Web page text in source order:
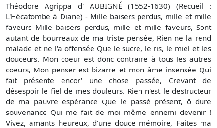
Théodore Agrippa d' AUBIGNÉ (1552-1630) (Recueil :
L'Hécatombe à Diane) - Mille baisers perdus, mille et mille
faveurs Mille baisers perdus, mille et mille faveurs, Sont
autant de bourreaux de ma triste pensée, Rien ne la rend
malade et ne l'a offensée Que le sucre, le ris, le miel et les
douceurs. Mon coeur est donc contraire à tous les autres
coeurs, Mon penser est bizarre et mon âme insensée Qui
fait présente encor' une chose passée, Crevant de
désespoir le fiel de mes douleurs. Rien n'est le destructeur
de ma pauvre espérance Que le passé présent, ô dure
souvenance Qui me fait de moi même ennemi devenir !
Vivez, amants heureux, d'une douce mémoire, Faites ma